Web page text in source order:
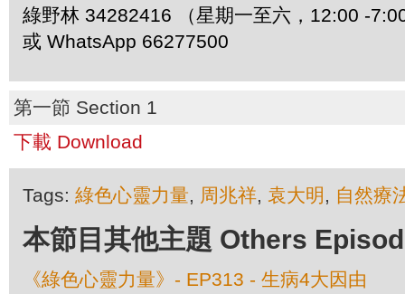
綠野林 34282416 （星期一至六，12:00 -
或 WhatsApp 66277500
第一節 Section 1
下載 Download
Tags: 綠色心靈力量, 周兆祥, 袁大明 , 自然療
本節目其他主題 Others
《綠色心靈力量》- EP313 - 生病4大因由